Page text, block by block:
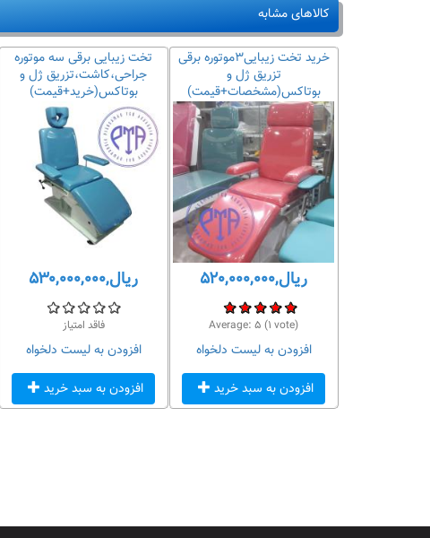
کالاهای مشابه
تخت زیبایی برقی سه موتوره
جراحی،کاشت،تزریق ژل و
بوتاکس(خرید+قیمت)
ریال,۵۳۰,۰۰۰,۰۰۰
فاقد امتیاز
افزودن به لیست دلخواه
افزودن به سبد خرید
خرید تخت زیبایی۳موتوره برقی
تزریق ژل و
بوتاکس(مشخصات+قیمت)
ریال,۵۲۰,۰۰۰,۰۰۰
Average: ۵ (۱ vote)
افزودن به لیست دلخواه
افزودن به سبد خرید